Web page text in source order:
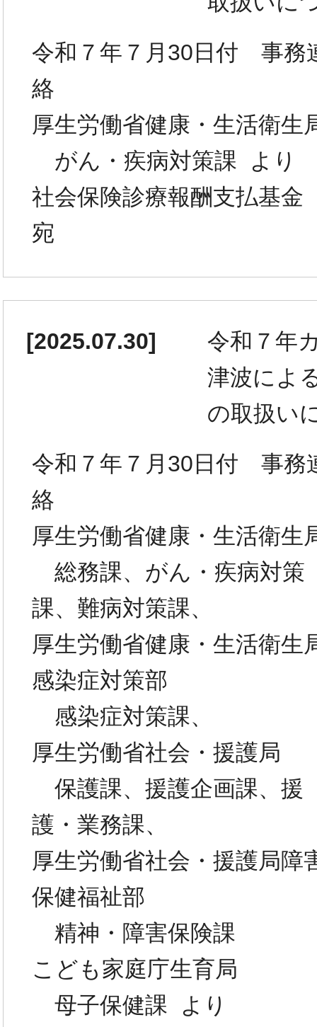
令和７年７月30日付 事務
絡
厚生労働省健康・生活衛生
がん・疾病対策課 より
社会保険診療報酬支払基金
宛
[2025.07.30]
令和７年
津波によ
の取扱い
令和７年７月30日付 事務
絡
厚生労働省健康・生活衛生
総務課、がん・疾病対策
課、難病対策課、
厚生労働省健康・生活衛生
感染症対策部
感染症対策課、
厚生労働省社会・援護局
保護課、援護企画課、援
護・業務課、
厚生労働省社会・援護局障
保健福祉部
精神・障害保険課
こども家庭庁生育局
母子保健課 より